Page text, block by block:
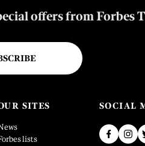
offers from Forbes
SITES
lists
SOCIAL